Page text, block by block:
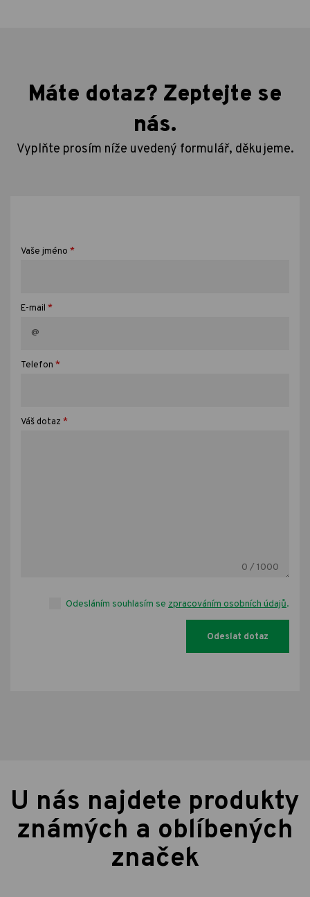
Máte dotaz? Zeptejte se
nás.
Vyplňte prosím níže uvedený formulář, děkujeme.
Vaše jméno *
E-mail *
Telefon *
Váš dotaz *
0 / 1000
Odesláním souhlasím se zpracováním osobních údajů.
U nás najdete produkty
známých a oblíbených
značek